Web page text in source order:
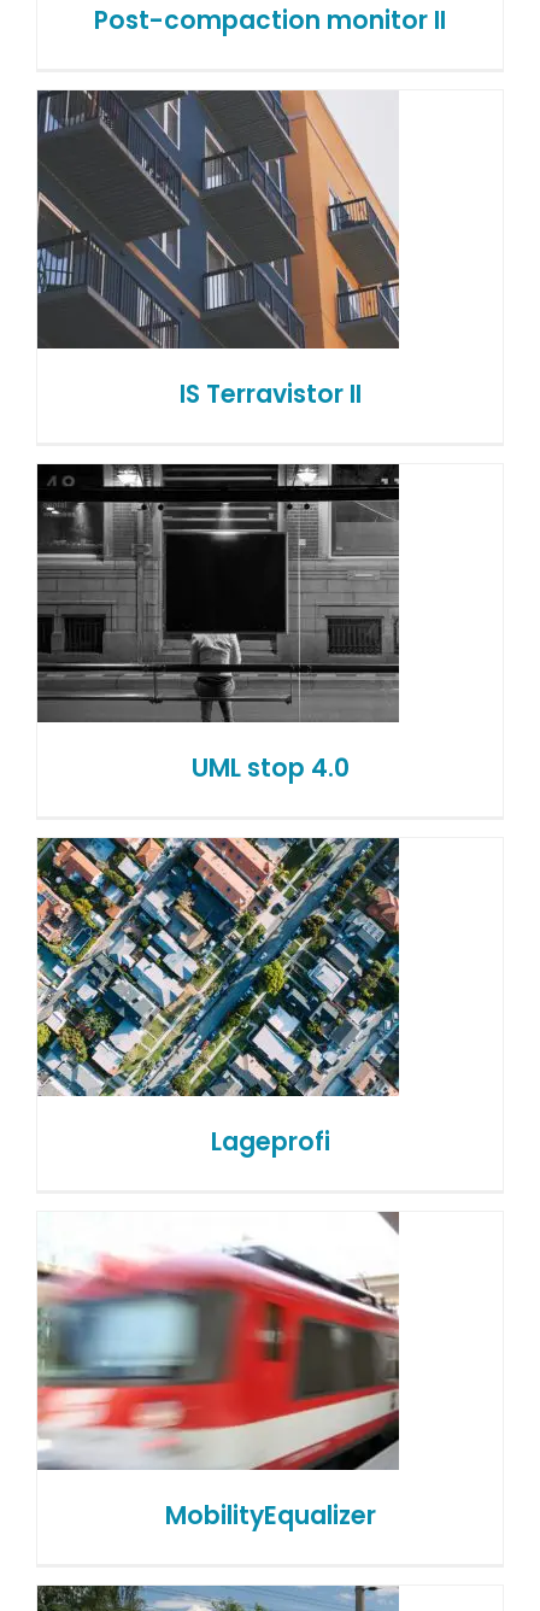
Post-compaction monitor II
IS Terravistor II
UML stop 4.0
Lageprofi
MobilityEqualizer